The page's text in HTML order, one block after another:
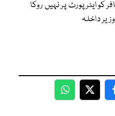
کو ایئرپورٹ پر نہیں روکا
داخلہ
WhatsApp